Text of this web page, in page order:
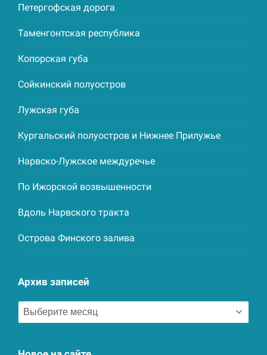
Петергофская дорога
Таменгонтская республика
Копорская губа
Сойкинский полуостров
Лужская губа
Кургальский полуостров и Нижнее Прилужье
Нарвско-Лужское междуречье
По Ижорской возвышенности
Вдоль Нарвского тракта
Острова Финского залива
Архив записей
Архив
записей